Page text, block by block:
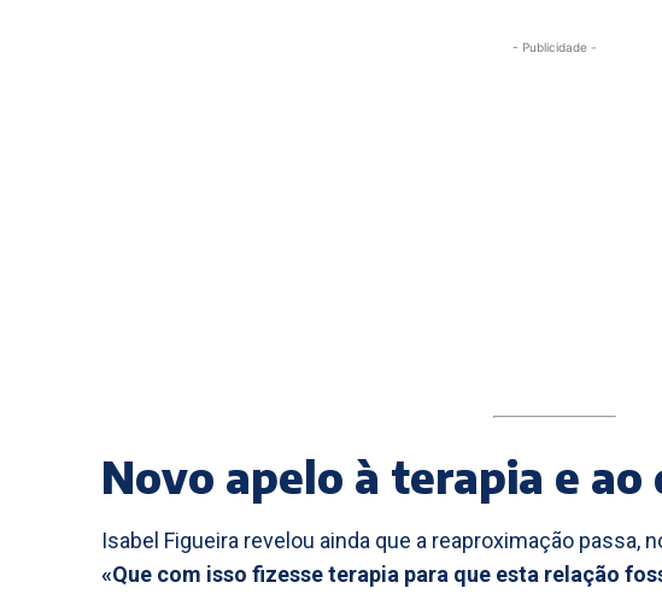
- Publicidade -
Novo apelo à terapia e ao
Isabel Figueira revelou ainda que a reaproximação passa,
«Que com isso fizesse terapia para que esta relação